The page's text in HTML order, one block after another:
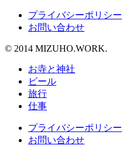
プライバシーポリシー
お問い合わせ
© 2014 MIZUHO.WORK.
お寺と神社
ビール
旅行
仕事
プライバシーポリシー
お問い合わせ